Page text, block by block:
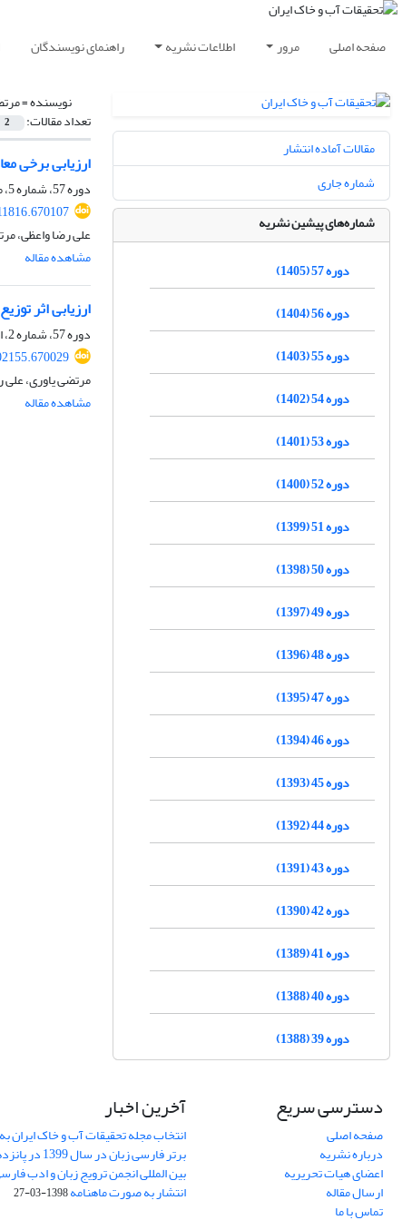
صفحه اصلی مرور اطلاعات نشریه راهنمای نویسندگان
نویسنده =
تعداد مقالات: 2
ارزیابی برخی
دوره 57، شماره 5، مرداد 1405، صفحه
علی‏‏ رضا واعظی،
مشاهده مقاله
ارزیابی اثر
دوره 57، شماره 2، اردیبهشت 1405، صفحه
مرتضی یاوری،
مشاهده مقاله
مقالات آماده انتشار
شماره جاری
شماره‌های پیشین نشریه
دوره 57 (1405)
دوره 56 (1404)
دوره 55 (1403)
دوره 54 (1402)
دوره 53 (1401)
دوره 52 (1400)
دوره 51 (1399)
دوره 50 (1398)
دوره 49 (1397)
دوره 48 (1396)
دوره 47 (1395)
دوره 46 (1394)
دوره 45 (1393)
دوره 44 (1392)
دوره 43 (1391)
دوره 42 (1390)
دوره 41 (1389)
دوره 40 (1388)
دوره 39 (1388)
دسترسی سریع
صفحه اصلی
درباره نشریه
اعضای هیات تحریریه
ارسال مقاله
تماس با ما
آخرین اخبار
انتخاب مجله تحقیقات آب و خاک ایران
برتر فارسی
بین المللی انجمن ترویج زبان و ادب
انتشار به صورت ماهنامه1398-03-27